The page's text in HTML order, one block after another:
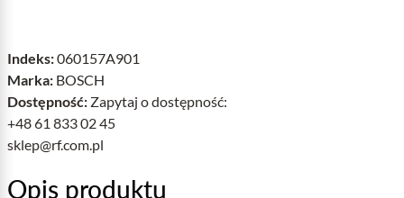
Indeks:060157A901
Marka: BOSCH
Dostępność: Zapytaj o dostępność:
+48 61 833 02 45
sklep@rf.com.pl
Opis produktu